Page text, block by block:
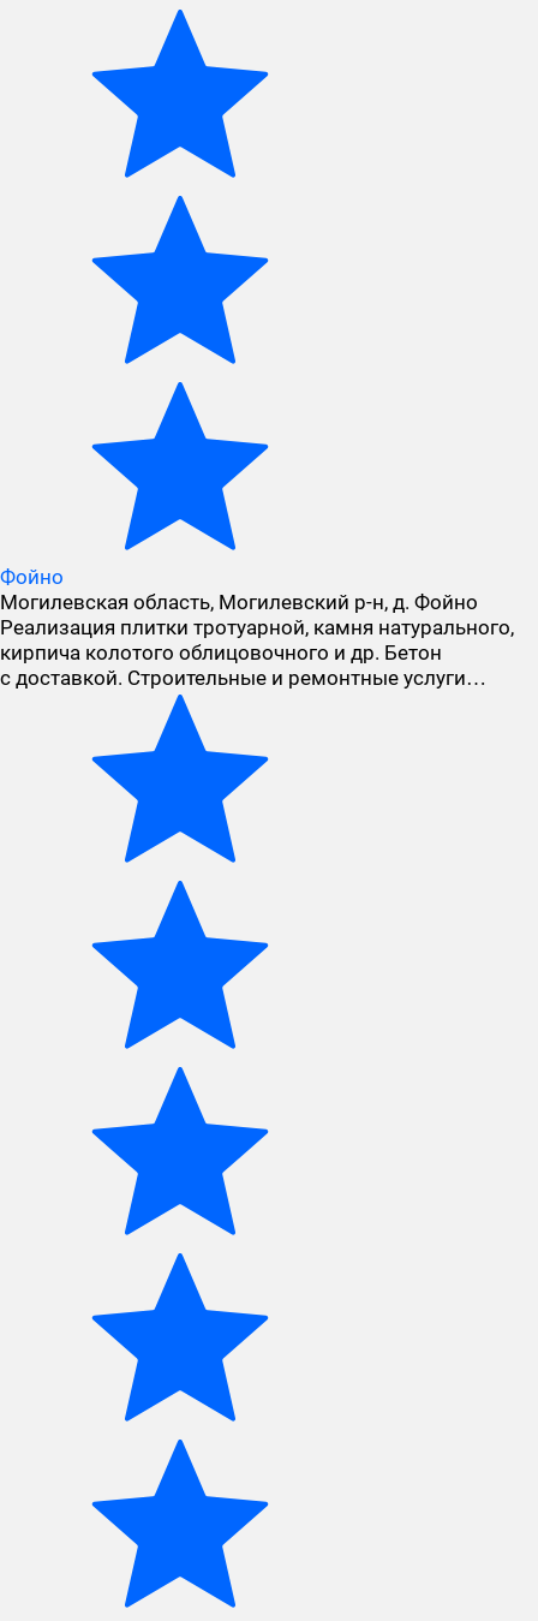
Фойно
Могилевская область, Могилевский р-н, д. Фойно
Реализация плитки тротуарной, камня натурального,
кирпича колотого облицовочного и др. Бетон
с доставкой. Строительные и ремонтные услуги…